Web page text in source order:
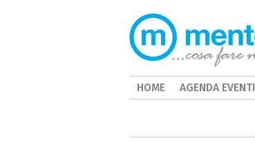
HOME AGENDA EVENTI